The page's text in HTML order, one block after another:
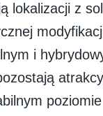
lokalizacji z
i